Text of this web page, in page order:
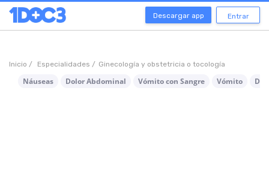
Descargar app Entrar
Inicio / Especialidades / Ginecología y obstetricia o tocología
Náuseas Dolor Abdominal Vómito con Sangre Vómito